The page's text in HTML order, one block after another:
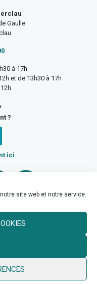
site web et notre service.
Gaulle
à 17h
et de 13h30 à 17h
?
ici.